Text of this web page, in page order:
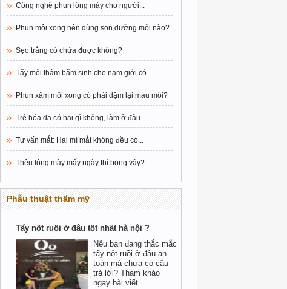
Công nghệ phun lông mày cho người...
Phun môi xong nên dùng son dưỡng môi nào?
Sẹo trắng có chữa được không?
Tẩy môi thâm bẩm sinh cho nam giới có...
Phun xăm môi xong có phải dặm lại màu môi?
Trẻ hóa da có hại gì không, làm ở đâu...
Tư vấn mắt: Hai mí mắt không đều có...
Thêu lông mày mấy ngày thì bong vảy?
Phẫu thuật thẩm mỹ
Tẩy nốt ruồi ở đâu tốt nhất hà nội ?
Nếu bạn đang thắc mắc
tẩy nốt ruồi ở đâu an
toàn mà chưa có câu
trả lời? Tham khảo
ngay bài viết...